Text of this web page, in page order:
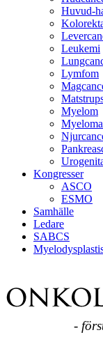
Huvud-
Leukemi
Lymfom
Myelom
Kongresser
ASCO
ESMO
Samhälle
Ledare
SABCS
-